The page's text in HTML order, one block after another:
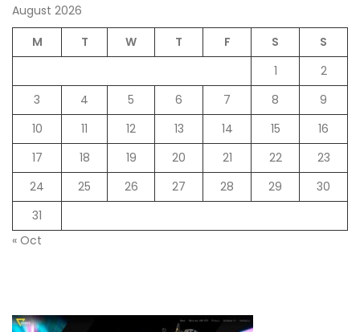
August 2026
M
T W T F S
S
1
2
3
4 5 6 7 8
9
10
11 12 13 14 15
16
17
18 19 20 21 22
23
24
25 26 27 28 29
30
31
« Oct